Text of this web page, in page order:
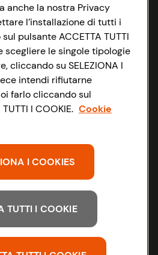
BOLOGNA
Imprese
clienti
anche la nostra Privacy
l’installazione di tutti i
pulsante ACCETTA TUTTI
scegliere le singole tipologie
cliccando su SELEZIONA I
intendi rifiutarne
farlo cliccando sul
I COOKIE. Cookie
I COOKIES
TUTTI I COOKIE